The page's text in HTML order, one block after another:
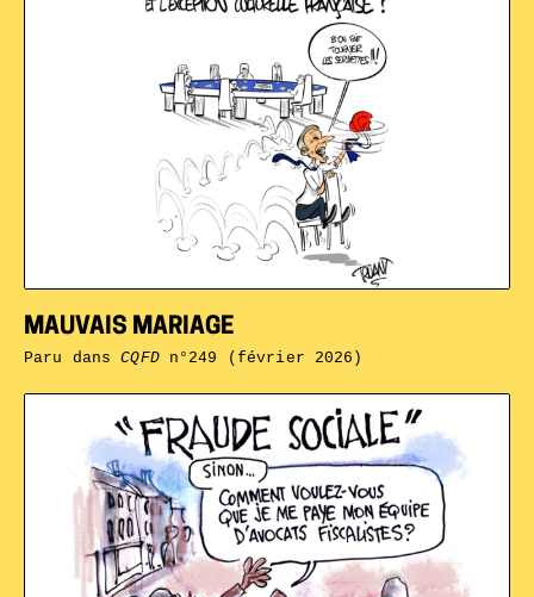
MAUVAIS MARIAGE
Paru dansCQFDn°249 (février 2026)